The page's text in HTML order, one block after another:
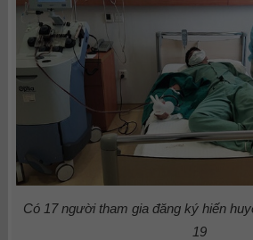
Có 17 người tham gia đăng ký hiến
19